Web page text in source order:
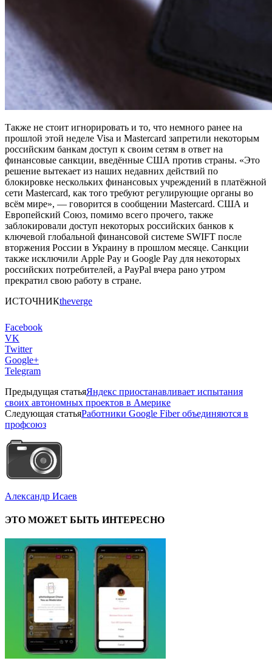
Также не стоит игнорировать и то, что немного ранее на
прошлой этой неделе Visa и Mastercard запретили некоторым
российским банкам доступ к своим сетям в ответ на
финансовые санкции, введённые США против страны. «Это
решение вытекает из наших недавних действий по
блокировке нескольких финансовых учреждений в платёжной
сети Mastercard, как того требуют регулирующие органы во
всём мире», — говорится в сообщении Mastercard. США и
Европейский Союз, помимо всего прочего, также
заблокировали доступ некоторых российских банков к
ключевой глобальной финансовой системе SWIFT после
вторжения России в Украину в прошлом месяце. Санкции
также исключили Apple Pay и Google Pay для некоторых
российских потребителей, а PayPal вчера рано утром
прекратил свою работу в стране.
ИСТОЧНИКtheverge
Facebook
VK
Twitter
Google+
Telegram
Предыдущая статьяЯндекс приостанавливает испытания
своих автономных проектов в Америке
Следующая статьяРаботники Google Fiber объединяются в
профсоюз
Александр Исаев
ЭТО МОЖЕТ БЫТЬ ИНТЕРЕСНО